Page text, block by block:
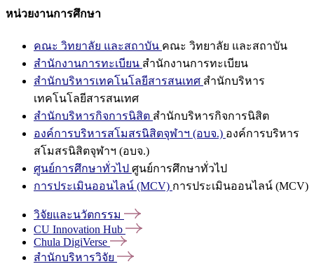
หน่วยงานการศึกษา
คณะ วิทยาลัย และสถาบัน คณะ วิทยาลัย และสถาบัน
สำนักงานการทะเบียน สำนักงานการทะเบียน
สำนักบริหารเทคโนโลยีสารสนเทศ สำนักบริหาร
เทคโนโลยีสารสนเทศ
สำนักบริหารกิจการนิสิต สำนักบริหารกิจการนิสิต
องค์การบริหารสโมสรนิสิตจุฬาฯ (อบจ.) องค์การบริหาร
สโมสรนิสิตจุฬาฯ (อบจ.)
ศูนย์การศึกษาทั่วไป ศูนย์การศึกษาทั่วไป
การประเมินออนไลน์ (MCV) การประเมินออนไลน์ (MCV)
วิจัยและนวัตกรรม
CU Innovation Hub
Chula DigiVerse
สำนักบริหารวิจัย